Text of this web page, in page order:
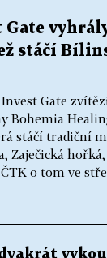
Gate
stáčí
Gate
Bohemia
stáčí tradiční
Zaječická
o tom ve